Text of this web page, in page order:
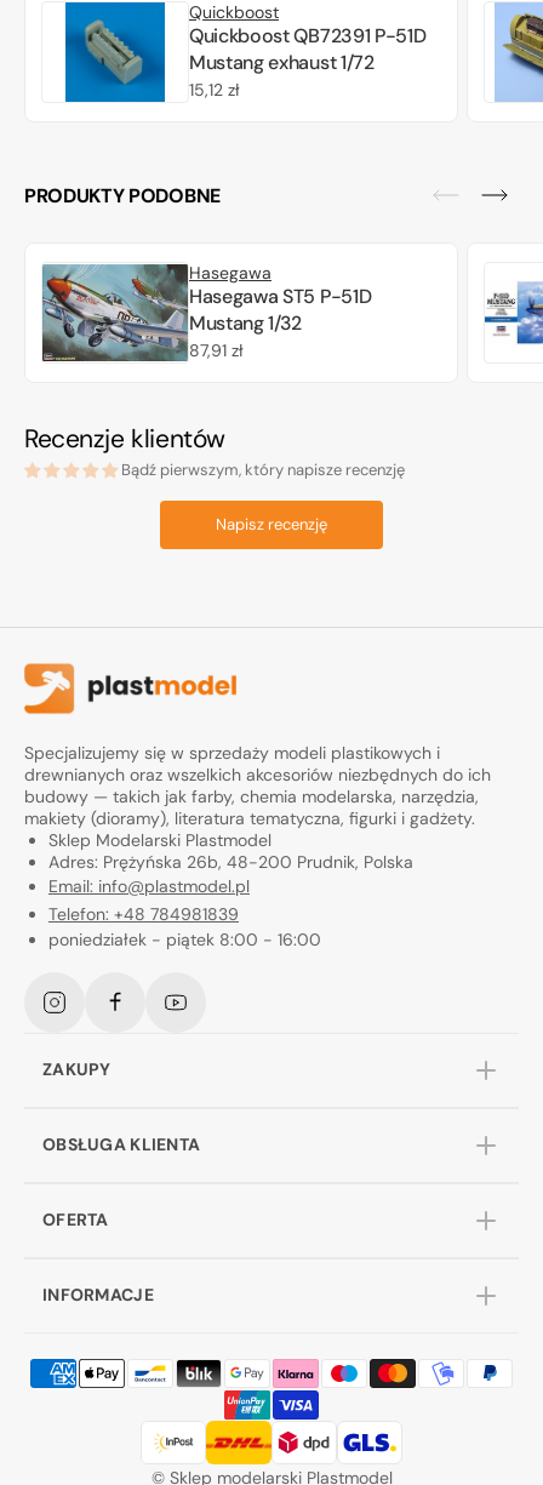
Quickboost
Quickboost QB72391 P-51D
Mustang exhaust 1/72
Cena
15,12 zł
PRODUKTY PODOBNE
Hasegawa
Hasegawa ST5 P-51D
Mustang 1/32
Cena
87,91 zł
Recenzje klientów
Bądź pierwszym, który napisze recenzję
Napisz recenzję
Specjalizujemy się w sprzedaży modeli plastikowych i
drewnianych oraz wszelkich akcesoriów niezbędnych do ich
budowy — takich jak farby, chemia modelarska, narzędzia,
makiety (dioramy), literatura tematyczna, figurki i gadżety.
Sklep Modelarski Plastmodel
Adres: Prężyńska 26b, 48-200 Prudnik, Polska
Email: info@plastmodel.pl
Telefon: +48 784981839
poniedziałek - piątek 8:00 - 16:00
InstagramFacebookYouTube
ZAKUPY
OBSŁUGA KLIENTA
OFERTA
INFORMACJE
© Sklep modelarski Plastmodel